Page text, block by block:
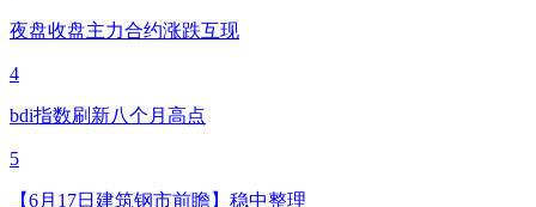
夜盘收盘主力合约涨跌互现
4
bdi指数刷新八个月高点
5
【6月17日建筑钢市前瞻】稳中整理